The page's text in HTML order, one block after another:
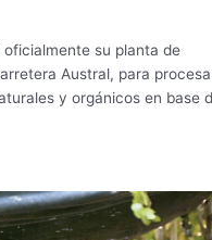
oficialmente su planta de
Austral, para
y orgánicos en base